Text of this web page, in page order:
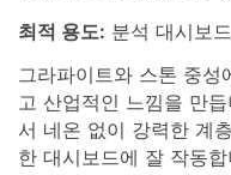
최적 용도: 분석 대시보
그라파이트와 스톤 중
고 산업적인 느낌을 만
서 네온 없이 강력한 계
한 대시보드에 잘 작동